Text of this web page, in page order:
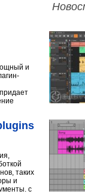
и
таких
и
с